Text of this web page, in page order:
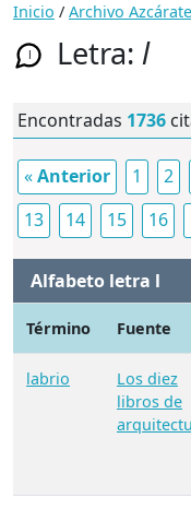
Inicio / Archivo Azcárate
l Letra: l
Encontradas 1736
«Anterior 1 2
13
14 15 16
Alfabeto letra l
Término Fuente
labrio
Los diez
libros de